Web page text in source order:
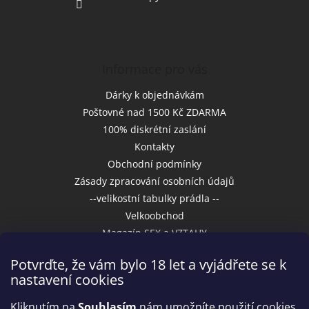
Potvrďte, že vám bylo 18 let a vyjádřete se k
nastavení cookies
Dárky k objednávkám
Poštovné nad 1500 Kč ZDARMA
100% diskrétní zaslání
Kontakty
Obchodní podmínky
Zásady zpracování osobních údajů
--velikostní tabulky prádla --
Velkoobchod
Magazín SEX a VZTAHY